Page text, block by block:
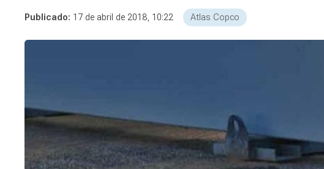
Publicado: 17 de abril de 2018, 10:22 Atlas Copco